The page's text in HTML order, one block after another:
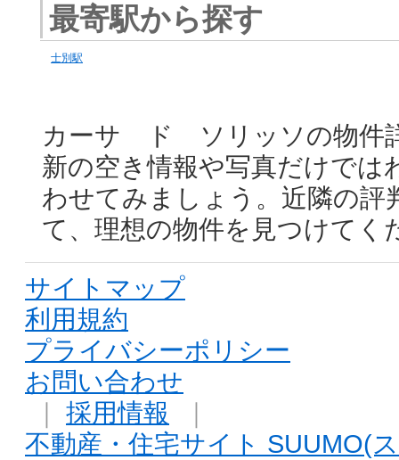
最寄駅から探す
士別駅
カーサ ド ソリッソの物件
新の空き情報や写真だけでは
わせてみましょう。近隣の
て、理想の物件を見つけてく
サイトマップ
利用規約
プライバシーポリシー
お問い合わせ
｜ 採用情報 ｜
不動産・住宅サイト SUUMO(